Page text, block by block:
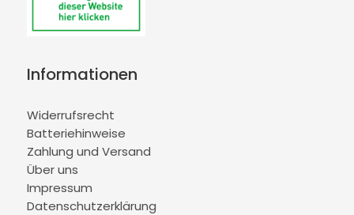
Informationen
Widerrufsrecht
Batteriehinweise
Zahlung und Versand
Über uns
Impressum
Datenschutzerklärung